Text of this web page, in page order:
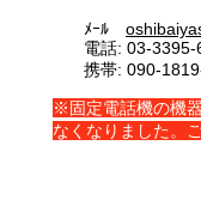
ﾒｰﾙ
電話: 03-3395-
携帯: 090-1819-
​※固定電話機の機
なくなりました。